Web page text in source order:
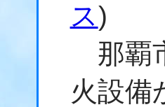
ス)
那覇
火設備